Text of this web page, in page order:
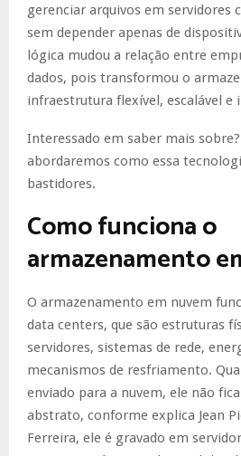
gerenciar arquivos em servidores
sem depender apenas de
lógica mudou a relação entre
dados, pois transformou o
infraestrutura flexível, escalável e
Interessado em saber mais
abordaremos como essa
bastidores.
Como funciona o
armazenamento
O armazenamento em nuvem
data centers, que são estruturas
servidores, sistemas de rede,
mecanismos de resfriamento.
enviado para a nuvem, ele não
abstrato, conforme explica Jean
Ferreira, ele é gravado em